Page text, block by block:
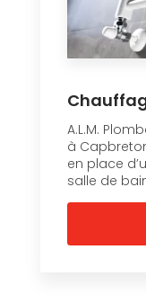
A.L.M.
à
en place
salle de